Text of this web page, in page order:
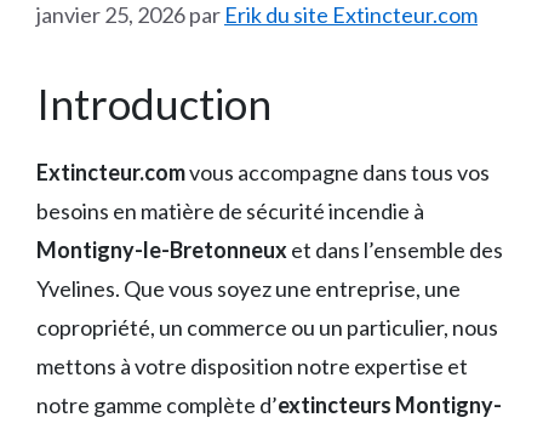
janvier 25, 2026par Erik du site Extincteur.com
Introduction
Extincteur.comvous accompagne dans tous vos
besoins en matière de sécurité incendie à
Montigny-le-Bretonneuxet dans l’ensemble des
Yvelines. Que vous soyez une entreprise, une
copropriété, un commerce ou un particulier, nous
mettons à votre disposition notre expertise et
notre gamme complète d’extincteurs Montigny-